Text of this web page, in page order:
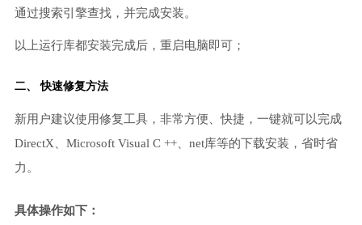
通过搜索引擎查找，并完成安装。
以上运行库都安装完成后，重启电脑即可；
二、 快速修复方法
新用户建议使用修复工具，非常方便、快捷，一键就可以完成
DirectX、Microsoft Visual C ++、net库等的下载安装，省时省
力。
具体操作如下：